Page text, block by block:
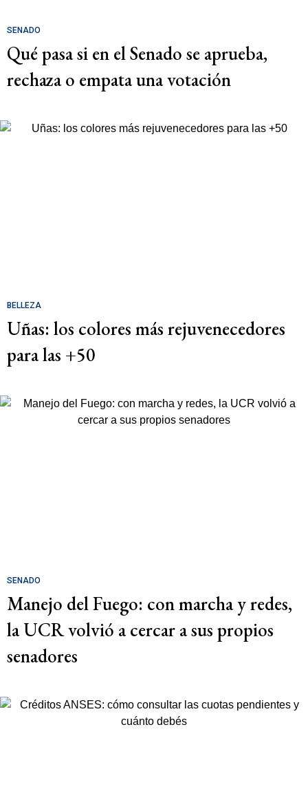
SENADO
Qué pasa si en el Senado se aprueba,
rechaza o empata una votación
BELLEZA
Uñas: los colores más rejuvenecedores
para las +50
SENADO
Manejo del Fuego: con marcha y redes,
la UCR volvió a cercar a sus propios
senadores